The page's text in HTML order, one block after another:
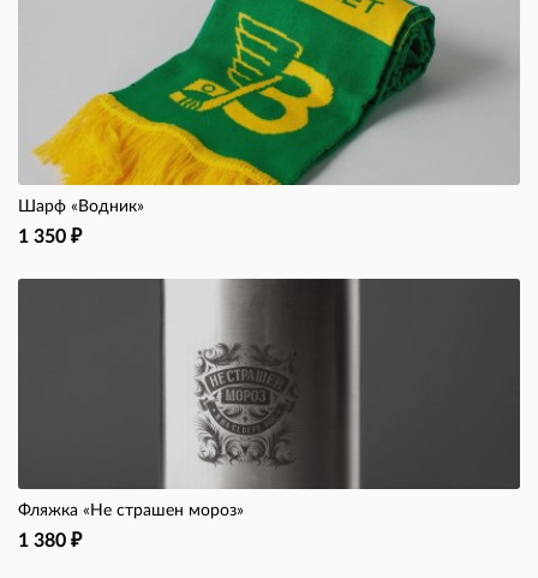
Шарф «Водник»
1 350 ₽
Фляжка «Не страшен мороз»
1 380 ₽